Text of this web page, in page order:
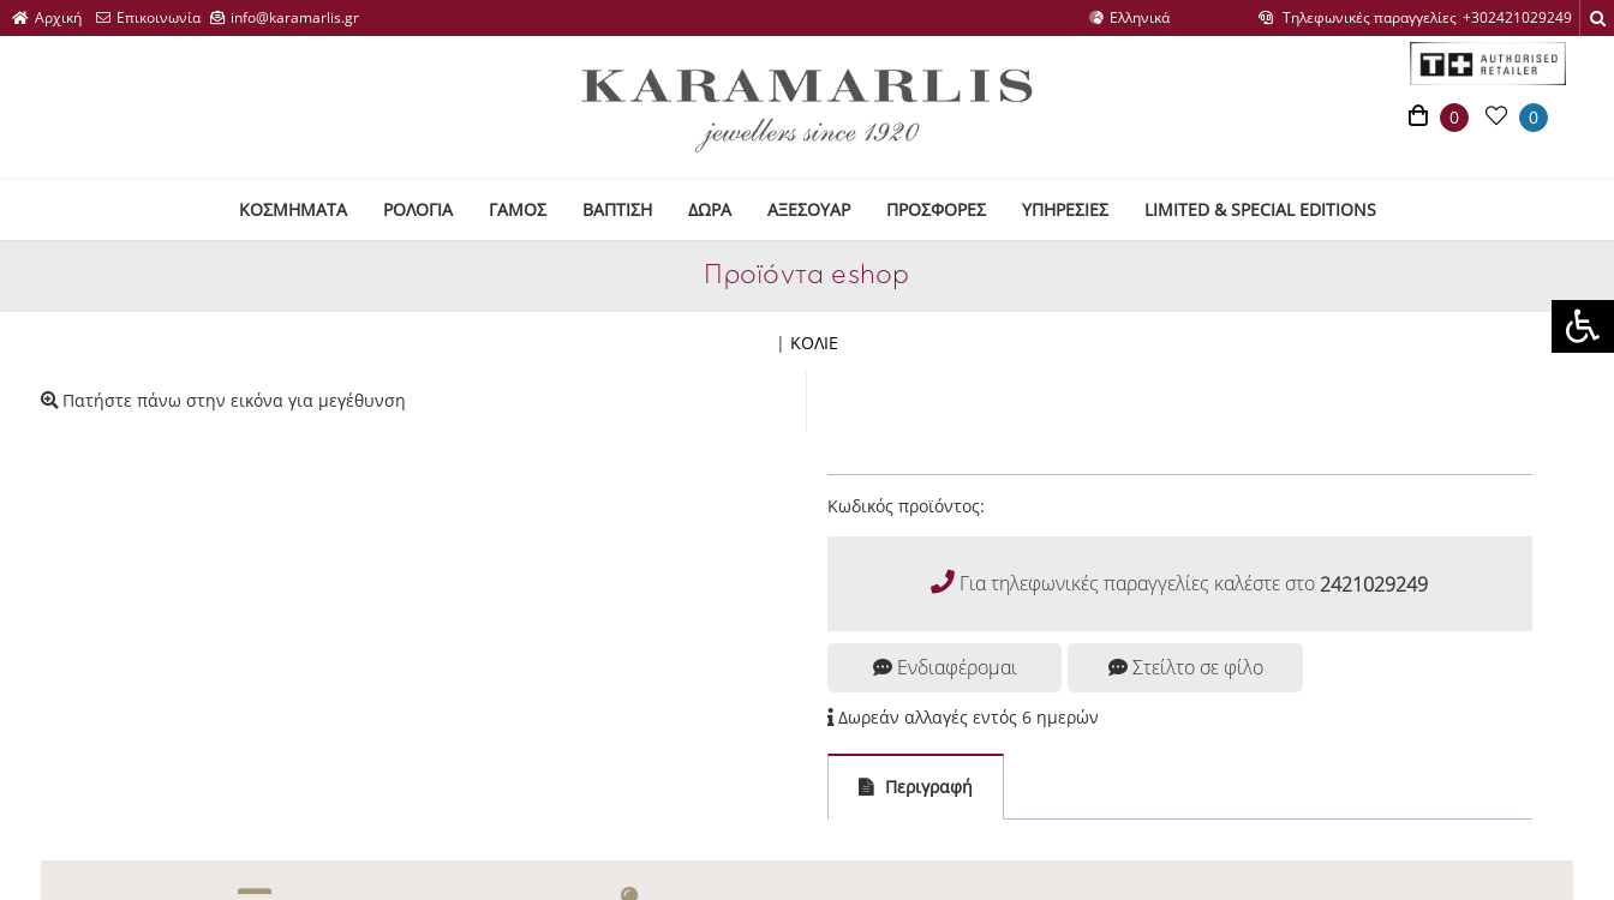
Τηλεφωνικές παραγγελίες
0 0
ΚΟΣΜΗΜΑΤΑ ΡΟΛΟΓΙΑ ΓΑΜΟΣ ΒΑΠΤΙΣΗ ΔΩΡΑ ΑΞΕΣΟΥΑΡ ΠΡΟΣΦΟΡΕΣ ΥΠΗΡΕΣΙΕΣ LIMITED & SPECIAL EDITIONS
Προϊόντα eshop
| ΚΟΛΙΕ
Πατήστε πάνω στην εικόνα για μεγέθυνση
Κωδικός προϊόντος:
Για τηλεφωνικές παραγγελίες καλέστε στο 2421029249
Ενδιαφέρομαι Στείλτο σε φίλο
Δωρεάν αλλαγές εντός 6 ημερών
Περιγραφή